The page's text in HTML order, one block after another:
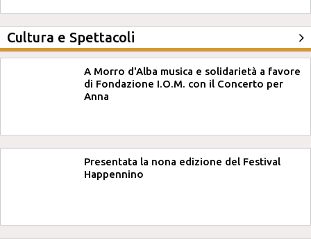
Cultura e Spettacoli
A Morro d'Alba musica e solidarietà a favore
di Fondazione I.O.M. con il Concerto per
Anna
Presentata la nona edizione del Festival
Happennino